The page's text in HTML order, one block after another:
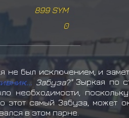
899 SYM
0
не был исключением, и
Забуза?"Зыркая по
необходимости,
самый Забуза, может
в этом парне.